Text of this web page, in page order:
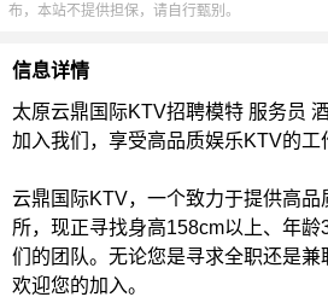
布，本站不提供担保，请自行甄别。
信息详情
太原云鼎国际KTV招聘模特 服务员
加入我们，享受高品质娱乐KTV的工
云鼎国际KTV，一个致力于提供高品
所，现正寻找身高158cm以上、年
们的团队。无论您是寻求全职还是兼
欢迎您的加入。